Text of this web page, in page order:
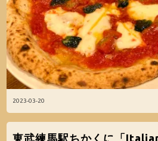
2023-03-20
東武練馬駅ちかくに「